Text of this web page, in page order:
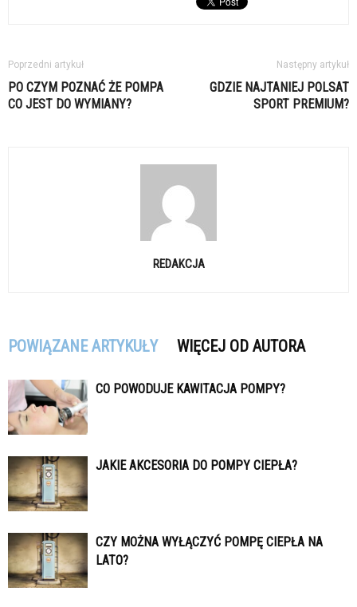
Poprzedni artykuł
PO CZYM POZNAĆ ŻE POMPA
CO JEST DO WYMIANY?
Następny artykuł
GDZIE NAJTANIEJ POLSAT
SPORT PREMIUM?
REDAKCJA
POWIĄZANE ARTYKUŁY WIĘCEJ OD AUTORA
CO POWODUJE KAWITACJA POMPY?
JAKIE AKCESORIA DO POMPY CIEPŁA?
CZY MOŻNA WYŁĄCZYĆ POMPĘ CIEPŁA NA
LATO?